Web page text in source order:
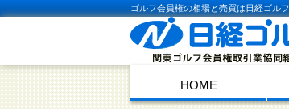
ゴルフ会員権の相場と売買は日経ゴルフ
HOME